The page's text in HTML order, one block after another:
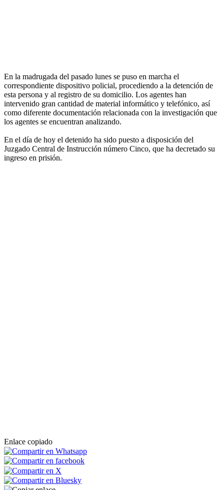
En la madrugada del pasado lunes se puso en marcha el
correspondiente dispositivo policial, procediendo a la detención de
esta persona y al registro de su domicilio. Los agentes han
intervenido gran cantidad de material informático y telefónico, así
como diferente documentación relacionada con la investigación que
los agentes se encuentran analizando.
En el día de hoy el detenido ha sido puesto a disposición del
Juzgado Central de Instrucción número Cinco, que ha decretado su
ingreso en prisión.
Enlace copiado